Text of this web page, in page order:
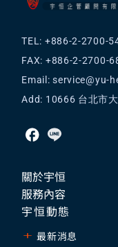
TEL: +886-2-2700-
FAX: +886-2-2700-
Email:service@yu-
Add: 10666 台北市
關於宇恒
服務內容
宇恒動態
最新消息